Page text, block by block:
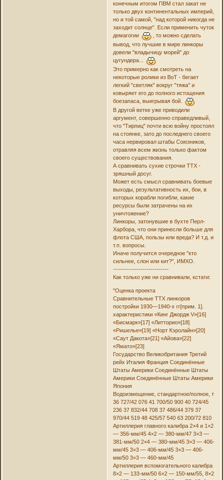
конечным итогом ПВМ стал закат не
только двух континентальных империй,
но и той самой, "над которой никогда не
заходит солнце". Если применить чуток
демагогии
, то можно сделать
вывод, что лучшие в мире линкоры
довели "владычицу морей" до
цугундера...
Это примерно как смотреть на
некоторые ролики из ВоТ - бегает
легкий "светляк" вокруг "тяжа" и
ковыряет его до полного истощения
боезапаса, выигрывая бой.
В другой ветке уже приводили
аргумент, совершенно справедливый,
что "Тирпиц" почти всю войну простоял
на стоянке, зато до последнего своего
часа нервировал штабы Союзников,
отравляя всем жизнь только фактом
своего существования.
А сравнивать сухие строчки ТТХ -
зряшный досуг.
Может есть смысл сравнивать боевые
выходы, результативность их, бои, в
которых корабли погибли, какие
ресурсы были затрачены на их
уничтожение?
Линкоры, затонувшие в бухте Перл-
Харбора, что они принесли больше для
флота США, пользы или вреда? И т.д. и
т.п. вопросы.
Иначе получится очередное "кто
сильнее, слон или кит?", ИМХО.
----------------------------
Как только уже ни сравнивали, кстати:
"Оценка проекта
Сравнительные ТТХ линкоров
постройки 1930—1940-х гг[прим. 1].
характеристики «Кинг Джордж V»[16]
«Бисмарк»[17] «Литторио»[18]
«Ришелье»[19] «Норт Кэролайн»[20]
«Саут Дакота»[21] «Айова»[22]
«Ямато»[23]
Государство Великобритания Третий
рейх Италия Франция Соединённые
Штаты Америки Соединённые Штаты
Америки Соединённые Штаты Америки
Япония
Водоизмещение, стандартное/полное, т
36 727/42 076 41 700/50 900 40 724/45
236 37 832/44 708 37 486/44 379 37
970/44 519 48 425/57 540 63 200/72 810
Артиллерия главного калибра 2×4 и 1×2
— 356-мм/45 4×2 — 380-мм/47 3×3 —
381-мм/50 2×4 — 380-мм/45 3×3 — 406-
мм/45 3×3 — 406-мм/45 3×3 — 406-
мм/50 3×3 — 460-мм/45
Артиллерия вспомогательного калибра
8×2 — 133-мм/50 6×2 — 150-мм/55, 8×2